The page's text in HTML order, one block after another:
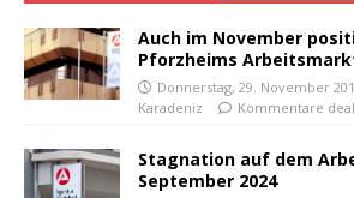
Auch im November
Pforzheims
Donnerstag, 29. November
Karadeniz
Kommentare
Stagnation auf dem
September 2024